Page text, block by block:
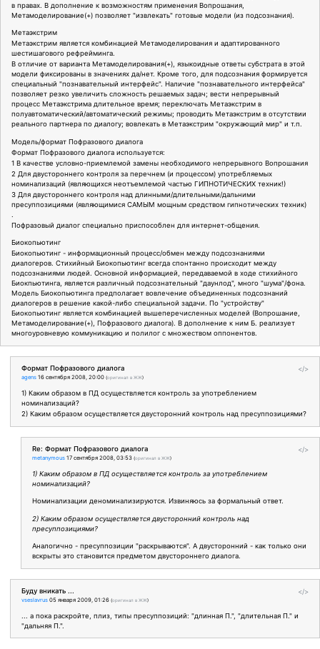
в правах. В дополнение к возможностям применения Вопрошания,
Метамоделирование(+) позволяет "извлекать" готовые модели (из подсознания).
Метаэкстрим
Метаэкстрим является комбинацией Метамоделирования и адаптированного
шестишагового рефрейминга.
В отличие от варианта Метамоделирования(+), языкоидные ответы субстрата в этой
модели фиксированы в значениях да/нет. Кроме того, для подсознания формируется
специальный "познавательный интерфейс". Наличие "познавательного интерфейса"
позволяет резко увеличить сложность решаемых задач; вести непрерывный
процесс Метаэкстрима длительное время; переключать Метаэкстрим в
полуавтоматический/автоматический режимы; проводить Метаэкстрим в отсутствии
реального партнера по диалогу; вовлекать в Метаэкстрим "окружающий мир" и т.п.
Модель/формат Пофразового диалога
Формат Пофразового диалога используется:
1 В качестве условно-приемлемой замены необходимого непрерывного Вопрошания
2 Для двустороннего контроля за перечнем (и процессом) употребляемых
номинализаций (являющихся неотъемлемой частью ГИПНОТИЧЕСКИХ техник!)
3 Для двустороннего контроля над длинными/длительными/дальними
пресуппозициями (являющимися САМЫМ мощным средством гипнотических техник)
Пофразовый диалог специально приспособлен для интернет-общения.
Биокопьютинг
Биокопьютинг - информационный процесс/обмен между подсознаниями
диалогеров. Стихийный Биокопьютинг всегда спонтанно происходит между
подсознаниями людей. Основной информацией, передаваемой в ходе стихийного
Биокпьютинга, является различный подсознательный "даунлод", много "шума"/фона.
Модель Биокопьютинга предполагает вовлечение объединенных подсознаний
диалогеров в решение какой-либо специальной задачи. По "устройству"
Биокопьютинг является комбинацией вышеперечисленных моделей (Вопрошание,
Метамоделирование(+), Пофразового диалога). В дополнение к ним Б. реализует
многоуровневую коммуникацию и полилог с множеством оппонентов.
</>
Формат Пофразового диалога
agens 16 сентября 2008, 20:00 (оригинал в ЖЖ)
1) Каким образом в ПД осуществляется контроль за употреблением
номинализаций?
2) Каким образом осуществляется двусторонний контроль над пресуппозициями?
</>
Re: Формат Пофразового диалога
metanymous 17 сентября 2008, 03:53 (оригинал в ЖЖ)
1) Каким образом в ПД осуществляется контроль за употреблением
номинализаций?
Номинализации деноминализируются. Извиняюсь за формальный ответ.
2) Каким образом осуществляется двусторонний контроль над
пресуппозициями?
Аналогично - пресуппозиции "раскрываются". А двусторонний - как только они
вскрыты это становится предметом двустороннего диалога.
</>
Буду вникать ...
vseslavrus 05 января 2009, 01:26 (оригинал в ЖЖ)
... а пока раскройте, плиз, типы пресуппозиций: "длинная П.", "длительная П." и
"дальняя П.".